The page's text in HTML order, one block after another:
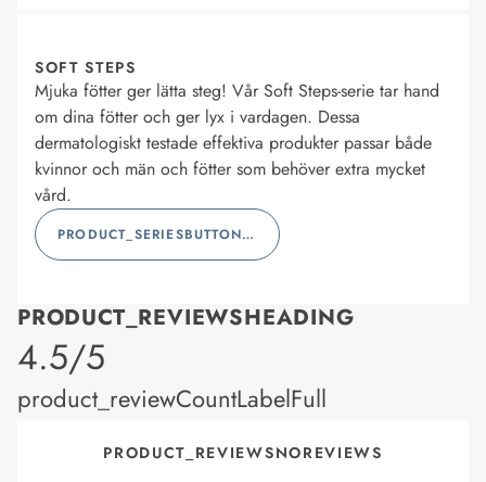
SOFT STEPS
Mjuka fötter ger lätta steg! Vår Soft Steps-serie tar hand
om dina fötter och ger lyx i vardagen. Dessa
dermatologiskt testade effektiva produkter passar både
kvinnor och män och fötter som behöver extra mycket
vård.
PRODUCT_SERIESBUTTONLABEL
PRODUCT_REVIEWSHEADING
product_rating
4.5/5
product_reviewCountLabelFull
PRODUCT_REVIEWSNOREVIEWS